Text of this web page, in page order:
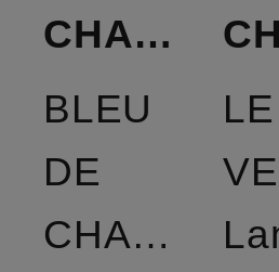
CHANEL
BLEU
DE
CHANEL
LE